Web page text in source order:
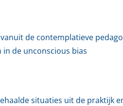
de contemplatieve
de unconscious bias
situaties uit de praktijk